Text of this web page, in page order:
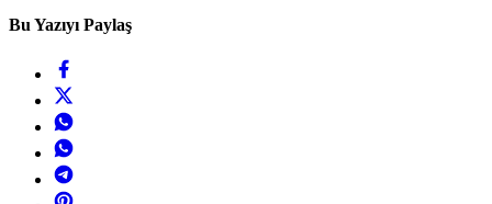
Bu Yazıyı Paylaş